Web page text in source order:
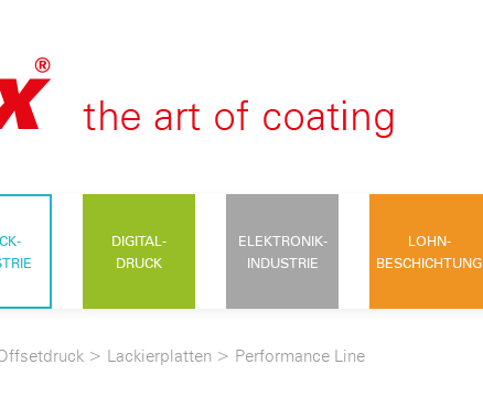
DIGITAL-
DRUCK
ELEKTRONIK-
INDUSTRIE
LOHN-
BESCHICHTUNG
> Lackierplatten > Performance Line